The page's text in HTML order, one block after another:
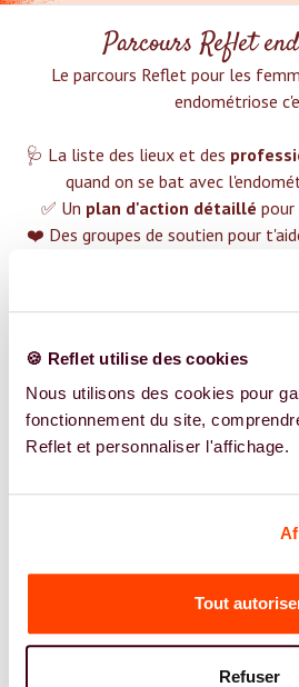
🍪 Reflet utilise des cookies
Nous utilisons des cookies pour
fonctionnement du site,
Reflet et personnaliser l'affichage.
Tout
Refuser
Parcours Reflet
Le parcours Reflet pour les
endométriose
🩺 La liste des lieux et des
quand on se bat avec
✅ Un plan d'action détaillé pour
❤️ Des groupes de soutien pour
😉 Du contenu avec tout ce
Plus de 400 femmes déjà
Vous êtes Diététicienne
endométriose ?
Vous êtes Diététicienne spécialiste